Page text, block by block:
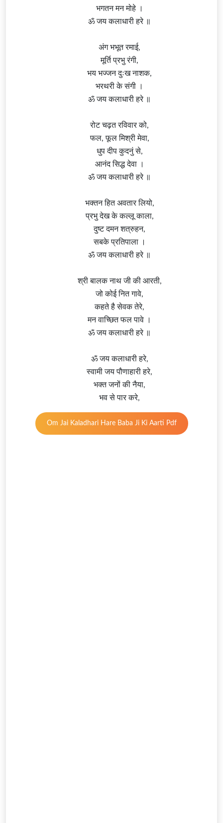
भगतन मन मोहे ।
ॐ जय कलाधारी हरे ॥
अंग भभूत रमाई,
मूर्ति प्रभु रंगी,
भय भज्जन दुःख नाशक,
भरथरी के संगी ।
ॐ जय कलाधारी हरे ॥
रोट चढ़त रविवार को,
फल, फूल मिश्री मेवा,
धुप दीप कुदनुं से,
आनंद सिद्ध देवा ।
ॐ जय कलाधारी हरे ॥
भक्तन हित अवतार लियो,
प्रभु देख के कल्लू काला,
दुष्ट दमन शत्रुहन,
सबके प्रतिपाला ।
ॐ जय कलाधारी हरे ॥
श्री बालक नाथ जी की आरती,
जो कोई नित गावे,
कहते है सेवक तेरे,
मन वाच्छित फल पावे ।
ॐ जय कलाधारी हरे ॥
ॐ जय कलाधारी हरे,
स्वामी जय पौणाहारी हरे,
भक्त जनों की नैया,
भव से पार करे,
Om Jai Kaladhari Hare Baba Ji Ki Aarti Pdf